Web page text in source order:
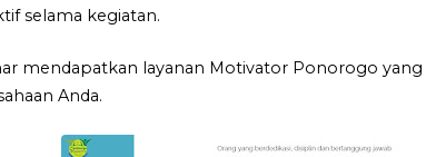
selama kegiatan.
mendapatkan layanan Motivator Ponorogo
Anda.